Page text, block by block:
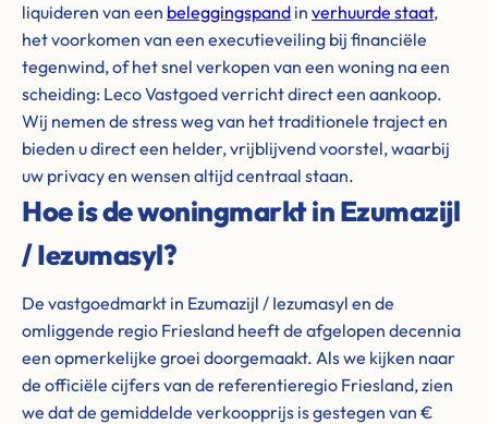
liquideren van een beleggingspand in verhuurde staat,
het voorkomen van een executieveiling bij financiële
tegenwind, of het snel verkopen van een woning na een
scheiding: Leco Vastgoed verricht direct een aankoop.
Wij nemen de stress weg van het traditionele traject en
bieden u direct een helder, vrijblijvend voorstel, waarbij
uw privacy en wensen altijd centraal staan.
Hoe is de woningmarkt in Ezumazijl
/ Iezumasyl?
De vastgoedmarkt in Ezumazijl / Iezumasyl en de
omliggende regio Friesland heeft de afgelopen decennia
een opmerkelijke groei doorgemaakt. Als we kijken naar
de officiële cijfers van de referentieregio Friesland, zien
we dat de gemiddelde verkoopprijs is gestegen van €